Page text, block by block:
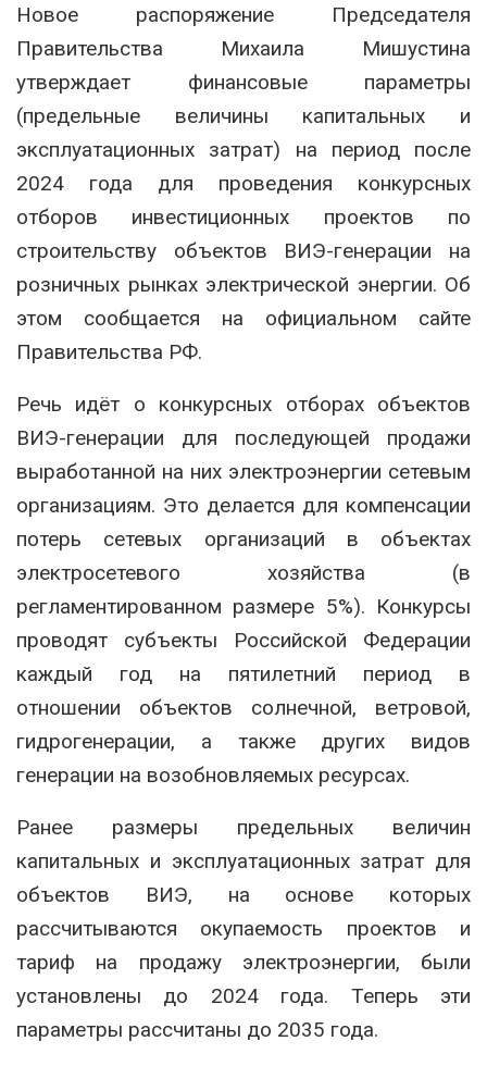
Новое распоряжение Председателя
Правительства Михаила Мишустина
утверждает финансовые параметры
(предельные величины капитальных и
эксплуатационных затрат) на период после
2024 года для проведения конкурсных
отборов инвестиционных проектов по
строительству объектов ВИЭ-генерации на
розничных рынках электрической энергии. Об
этом сообщается на официальном сайте
Правительства РФ.
Речь идёт о конкурсных отборах объектов
ВИЭ-генерации для последующей продажи
выработанной на них электроэнергии сетевым
организациям. Это делается для компенсации
потерь сетевых организаций в объектах
электросетевого хозяйства (в
регламентированном размере 5%). Конкурсы
проводят субъекты Российской Федерации
каждый год на пятилетний период в
отношении объектов солнечной, ветровой,
гидрогенерации, а также других видов
генерации на возобновляемых ресурсах.
Ранее размеры предельных величин
капитальных и эксплуатационных затрат для
объектов ВИЭ, на основе которых
рассчитываются окупаемость проектов и
тариф на продажу электроэнергии, были
установлены до 2024 года. Теперь эти
параметры рассчитаны до 2035 года.